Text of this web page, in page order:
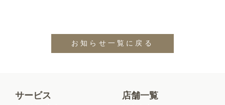
お知らせ一覧に戻る
サービス 店舗一覧